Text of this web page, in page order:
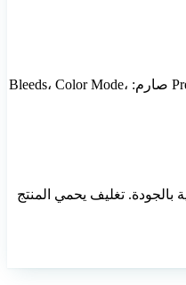
كل ملف Print-Ready يمر ب Pre-Flight صارم: Bleeds، Color Mode،
تغليف يحمي المنتج